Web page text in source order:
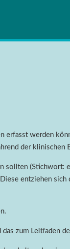
erfasst werden
der klinischen
sollten (Stichwort:
entziehen
zum Leitfaden